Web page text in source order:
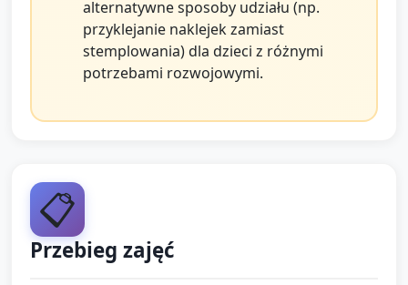
alternatywne sposoby udziału (np.
przyklejanie naklejek zamiast
stemplowania) dla dzieci z różnymi
potrzebami rozwojowymi.
📋
Przebieg zajęć